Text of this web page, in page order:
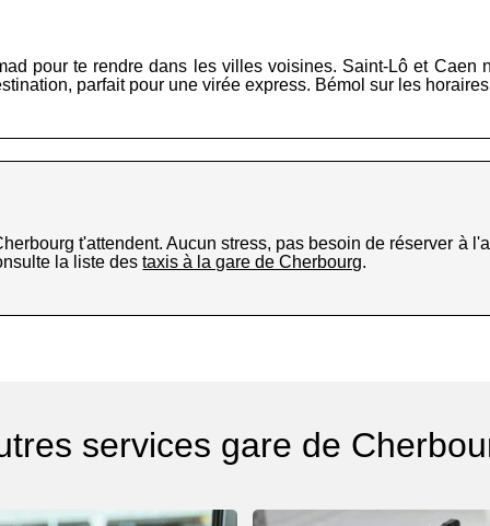
pour te rendre dans les villes voisines. Saint-Lô et Caen
parfait pour une virée express. Bémol sur les
t'attendent. Aucun stress, pas besoin de réserver à
la liste destaxis à la gare de Cherbourg.
services gare de